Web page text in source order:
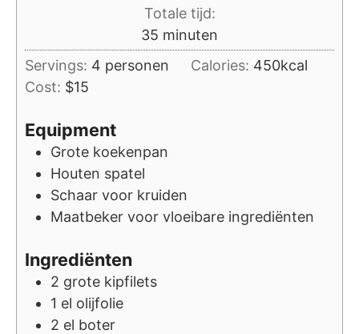
Totale tijd:
35 minuten
minuten
Servings: 4 personen Calories: 450kcal
Cost: $15
Equipment
Grote koekenpan
Houten spatel
Schaar voor kruiden
Maatbeker voor vloeibare ingrediënten
Ingrediënten
2 grote kipfilets
1 el olijfolie
2 el boter